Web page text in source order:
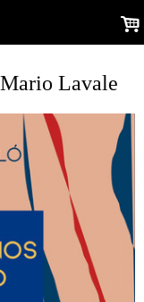
.
Lavale